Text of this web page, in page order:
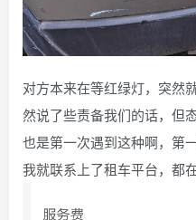
对方本来在等红绿灯，突然
然说了些责备我们的话，但
也是第一次遇到这种啊，第
我就联系上了租车平台，都